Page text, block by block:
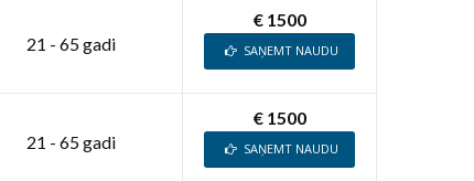
21 - 65 gadi
€ 1500
SAŅEMT NAUDU
21 - 65 gadi
€ 1500
SAŅEMT NAUDU